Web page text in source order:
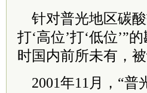
针对普光地区碳酸
打‘高位’打‘低位’”
时国内前所未有，
2001年11月，“普